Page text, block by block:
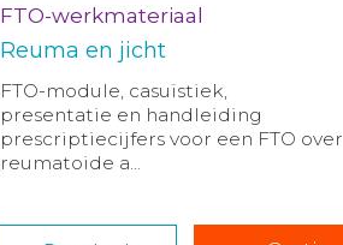
FTO-werkmateriaal
Reuma en jicht
FTO-module, casuïstiek,
presentatie en handleiding
prescriptiecijfers voor een FTO over
reumatoide a...